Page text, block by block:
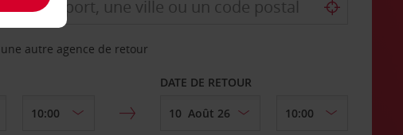
autre agence de retour
DATE DE RETOUR